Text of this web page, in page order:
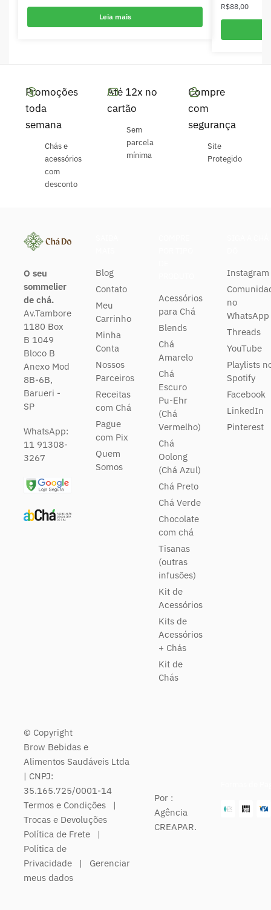
Leia mais
R$88,00
Promoções
toda
semana
Chás e
acessórios
com
desconto
Até 12x no
cartão
Sem
parcela
mínima
Compre
com
segurança
Site
Protegido
O seu
sommelier
de chá.
Av.Tambore
1180 Box
B 1049
Bloco B
Anexo Mod
8B-6B,
Barueri -
SP
WhatsApp:
11 91308-
3267
Blog
Contato
Meu
Carrinho
Minha
Conta
Nossos
Parceiros
Receitas
com Chá
Pague
com Pix
Quem
Somos
Acessórios
para Chá
Blends
Chá
Amarelo
Chá
Escuro
Pu-Ehr
(Chá
Vermelho)
Chá
Oolong
(Chá Azul)
Chá Preto
Chá Verde
Chocolate
com chá
Tisanas
(outras
infusões)
Kit de
Acessórios
Kits de
Acessórios
+ Chás
Kit de
Chás
Instagram
no
WhatsApp
Threads
YouTube
Playlists
Spotify
Facebook
LinkedIn
Pinterest
© Copyright
Brow Bebidas e
Alimentos Saudáveis Ltda
| CNPJ:
35.165.725/0001-14
Termos e Condições |
Trocas e Devoluções
Política de Frete |
Política de
Privacidade | Gerenciar
meus dados
Por :
Agência
CREAPAR.